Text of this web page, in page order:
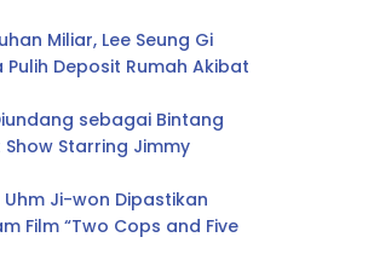
Miliar, Lee Seung Gi
Deposit Rumah Akibat
sebagai Bintang
Starring Jimmy
Ji-won Dipastikan
Film “Two Cops and Five